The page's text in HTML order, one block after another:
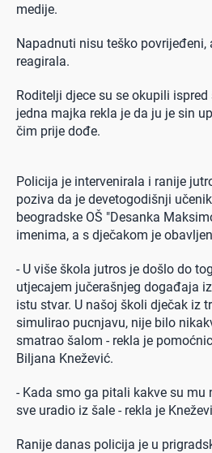
medije.
Napadnuti nisu teško
reagirala.
Roditelji djece su se okupili
jedna majka rekla je da ju je sin
čim prije dođe.
Policija je intervenirala i ranije
poziva da je devetogodišnji
beogradske OŠ "Desanka
imenima, a s dječakom je
- U više škola jutros je došlo do
utjecajem jučerašnjeg događaja
istu stvar. U našoj školi dječak iz
simulirao pucnjavu, nije bilo
smatrao šalom - rekla je
Biljana Knežević.
- Kada smo ga pitali kakve su mu
sve uradio iz šale - rekla je
Ranije danas policija je u